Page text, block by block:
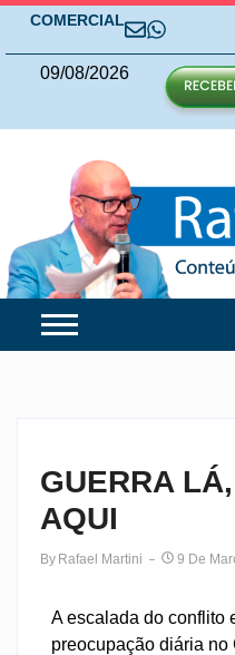
COMERCIAL
09/08/2026
GUERRA
AQUI
By Rafael Martini 9 De
A escalada do conflito
preocupação diária no